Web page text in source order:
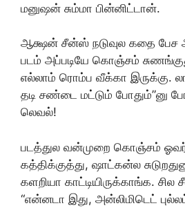
மனுஷன் சும்மா பின்னிட்டான்.
ஆக்ஷன் சீன்ஸ் நடுவுல கதை பேச
படம் அப்படியே கொஞ்சம்
எல்லாம் ரொம்ப வீக்கா இருக்கு.
தடி சண்டை மட்டும் போதும்”னு
லெவல்!
படத்துல வன்முறை கொஞ்சம்
கத்திக்குத்து, ஷாட்கன்ல
களறியா காட்டியிருக்காங்க.
“என்னடா இது, அன்லிமிடெட்